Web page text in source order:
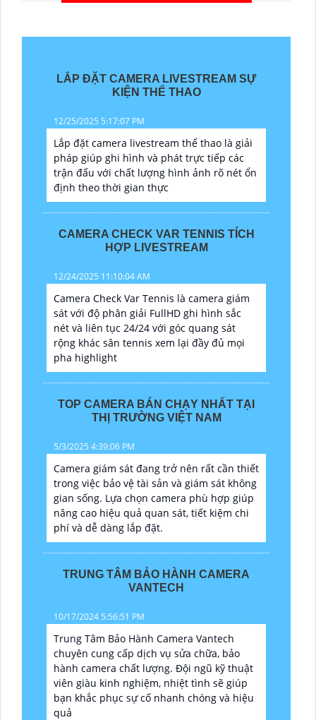
LẮP ĐẶT CAMERA LIVESTREAM SỰ
KIỆN THỂ THAO
12/25/2025 5:17:07 PM
Lắp đặt camera livestream thể thao là giải
pháp giúp ghi hình và phát trực tiếp các
trận đấu với chất lượng hình ảnh rõ nét ổn
định theo thời gian thực
CAMERA CHECK VAR TENNIS TÍCH
HỢP LIVESTREAM
12/24/2025 11:10:04 AM
Camera Check Var Tennis là camera giám
sát với độ phân giải FullHD ghi hình sắc
nét và liên tục 24/24 với góc quang sát
rộng khác sân tennis xem lại đầy đủ mọi
pha highlight
TOP CAMERA BÁN CHẠY NHẤT TẠI
THỊ TRƯỜNG VIỆT NAM
5/3/2025 4:39:06 PM
Camera giám sát đang trở nên rất cần thiết
trong việc bảo vệ tài sản và giám sát không
gian sống. Lựa chọn camera phù hợp giúp
nâng cao hiệu quả quan sát, tiết kiệm chi
phí và dễ dàng lắp đặt.
TRUNG TÂM BẢO HÀNH CAMERA
VANTECH
10/17/2024 5:56:51 PM
Trung Tâm Bảo Hành Camera Vantech
chuyên cung cấp dịch vụ sửa chữa, bảo
hành camera chất lượng. Đội ngũ kỹ thuật
viên giàu kinh nghiệm, nhiệt tình sẽ giúp
bạn khắc phục sự cố nhanh chóng và hiệu
quả